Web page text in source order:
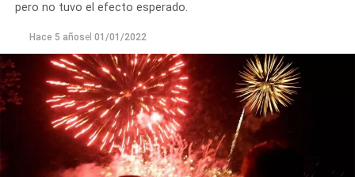
pero no tuvo el efecto esperado.
Hace 5 añosel 01/01/2022